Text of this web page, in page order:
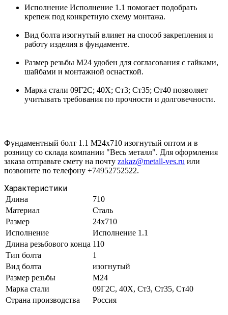
Исполнение Исполнение 1.1 помогает подобрать
крепеж под конкретную схему монтажа.
Вид болта изогнутый влияет на способ закрепления и
работу изделия в фундаменте.
Размер резьбы М24 удобен для согласования с гайками,
шайбами и монтажной оснасткой.
Марка стали 09Г2С; 40Х; Ст3; Ст35; Ст40 позволяет
учитывать требования по прочности и долговечности.
Фундаментный болт 1.1 М24х710 изогнутый оптом и в
розницу со склада компании "Весь металл". Для оформления
заказа отправьте смету на почту zakaz@metall-ves.ru или
позвоните по телефону +74952752522.
Характеристики
Длина
710
Материал
Сталь
Размер
24х710
Исполнение
Исполнение 1.1
Длина резьбового конца 110
Тип болта
1
Вид болта
изогнутый
Размер резьбы
М24
Марка стали
09Г2С, 40Х, Ст3, Ст35, Ст40
Страна производства
Россия